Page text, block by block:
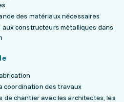
des matériaux nécessaires
constructeurs métalliques dans
coordination des travaux
de chantier avec les architectes, les